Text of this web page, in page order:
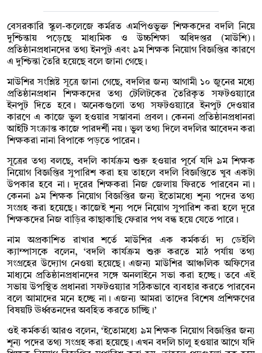
বেসরকারি স্কুল-কলেজে কর্মরত এমপিওভুক্ত শিক্ষকদের বদলি নিয়ে
দুশ্চিন্তায় পড়েছে মাধ্যমিক ও উচ্চশিক্ষা অধিদপ্তর (মাউশি)।
প্রতিষ্ঠানপ্রধানদের তথ্য ইনপুট এবং ৯ম শিক্ষক নিয়োগ বিজ্ঞপ্তির কারণে
এ দুশ্চিন্তা তৈরি হয়েছে বলে জানা গেছে।
মাউশির সংশ্লিষ্ট সূত্রে জানা গেছে, বদলির জন্য আগামী ১০ জুনের মধ্যে
প্রতিষ্ঠানপ্রধান শিক্ষকদের তথ্য টেলিটকের তৈরিকৃত সফটওয়্যারে
ইনপুট দিতে হবে। অনেকগুলো তথ্য সফটওয়্যারে ইনপুট দেওয়ার
কারণে এ কাজে ভুল হওয়ার সম্ভাবনা প্রবল। কেননা প্রতিষ্ঠানপ্রধানরা
আইটি সংক্রান্ত কাজে পারদর্শী নয়। ভুল তথ্য দিলে বদলির আবেদন করা
শিক্ষকরা নানা বিপাকে পড়তে পারেন।
সূত্রের তথ্য বলছে, বদলি কার্যক্রম শুরু হওয়ার পূর্বে যদি ৯ম শিক্ষক
নিয়োগ বিজ্ঞপ্তির সুপারিশ করা হয় তাহলে বদলি বিজ্ঞপ্তিতে খুব একটা
উপকার হবে না। দূরের শিক্ষকরা নিজ জেলায় ফিরতে পারবেন না।
কেননা ৯ম শিক্ষক নিয়োগ বিজ্ঞপ্তির জন্য ইতোমধ্যে শূন্য পদের তথ্য
সংগ্রহ করা হয়েছে। কাজেই শূন্য পদে নিয়োগ সুপারিশ করা হলে দূরে
শিক্ষকদের নিজ বাড়ির কাছাকাছি ফেরার পথ বন্ধ হয়ে যেতে পারে।
নাম অপ্রকাশিত রাখার শর্তে মাউশির এক কর্মকর্তা দ্য ডেইলি
ক্যাম্পাসকে বলেন, ‘বদলি কার্যক্রম শুরু করতে মাঠ পর্যায় তথ্য
সংগ্রহের উদ্যোগ নেওয়া হয়েছে। এজন্য মাউশির আঞ্চলিক অফিসের
মাধ্যমে প্রতিষ্ঠানপ্রধানদের সঙ্গে অনলাইনে সভা করা হচ্ছে। তবে এই
সভায় উপস্থিত প্রধানরা সফটওয়্যার সঠিকভাবে ব্যবহার করতে পারবেন
বলে আমাদের মনে হচ্ছে না। এজন্য আমরা তাদের বিশেষ প্রশিক্ষণের
বিষয়টি ঊর্ধ্বতনদের অবহিত করতে চাচ্ছি।’
ওই কর্মকর্তা আরও বলেন, ‘ইতোমধ্যে ৯ম শিক্ষক নিয়োগ বিজ্ঞপ্তির জন্য
শূন্য পদের তথ্য সংগ্রহ করা হয়েছে। এখন বদলি চালু হওয়ার আগে যদি